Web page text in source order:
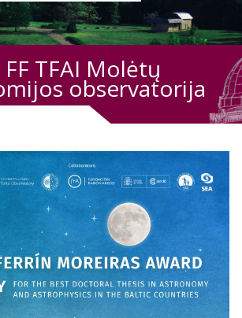
FF TFAI Molėtų
observatorija